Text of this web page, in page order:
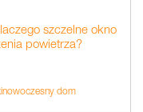
szczelne okno
powietrza?
nowoczesny dom